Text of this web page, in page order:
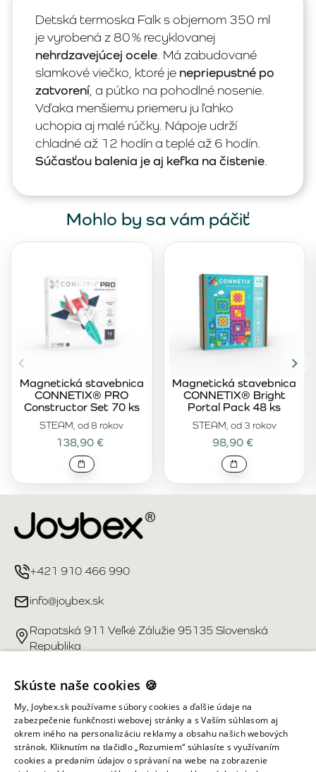
Detská termoska Falk s objemom 350 ml
je vyrobená z 80 % recyklovanej
nehrdzavejúcej ocele. Má zabudované
slamkové viečko, ktoré je nepriepustné po
zatvorení, a pútko na pohodlné nosenie.
Vďaka menšiemu priemeru ju ľahko
uchopia aj malé rúčky. Nápoje udrží
chladné až 12 hodín a teplé až 6 hodín.
Súčasťou balenia je aj kefka na čistenie.
Mohlo by sa vám páčiť
STEAM, od 8 rokov
Magnetická stavebnica
CONNETIX® PRO
Constructor Set 70 ks
138,90 €
STEAM, od 3 rokov
Magnetická stavebnica
CONNETIX® Bright
Portal Pack 48 ks
98,90 €
+421 910 466 990
info@joybex.sk
Rapatská 911 Veľké Zálužie 95135 Slovenská
Republika
Užitočné odkazy
Účet
Informácie obchodu
Skúste naše cookies 🍪
My, Joybex.sk používame súbory cookies a ďalšie údaje na
zabezpečenie funkčnosti webovej stránky a s Vaším súhlasom aj
okrem iného na personalizáciu reklamy a obsahu našich webových
stránok. Kliknutím na tlačidlo „Rozumiem“ súhlasíte s využívaním
cookies a predaním údajov o správaní na webe na zobrazenie